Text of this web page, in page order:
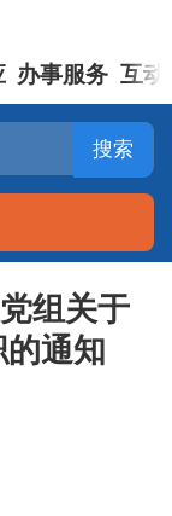
办事服务 互动
搜索
组关于
通知